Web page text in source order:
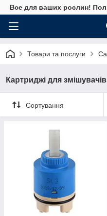
Все для ваших рослин!
Товари та послуги
Картриджі для змішувачів
Сортування